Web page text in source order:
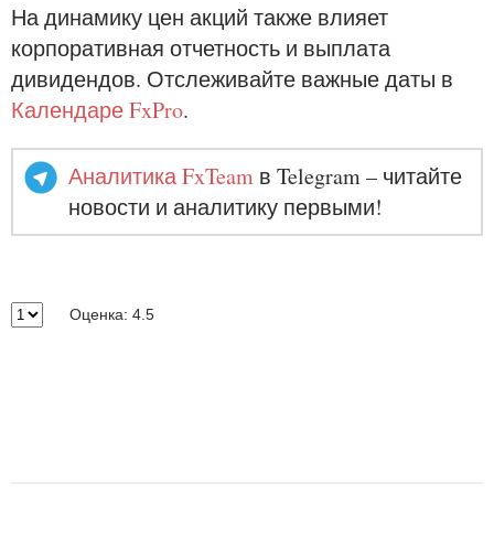
На динамику цен акций также влияет
корпоративная отчетность и выплата
дивидендов. Отслеживайте важные даты в
Календаре FxPro.
Аналитика FxTeam в Telegram – читайте
новости и аналитику первыми!
Оценка: 4.5